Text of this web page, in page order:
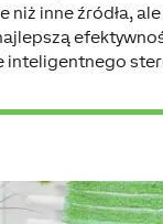
niż inne źródła,
inteligentnego